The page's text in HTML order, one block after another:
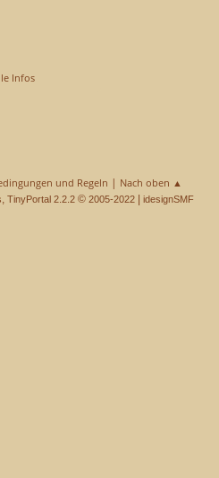
Infos
und Regeln | Nach oben ▲
, TinyPortal 2.2.2© 2005-2022| idesignSMF